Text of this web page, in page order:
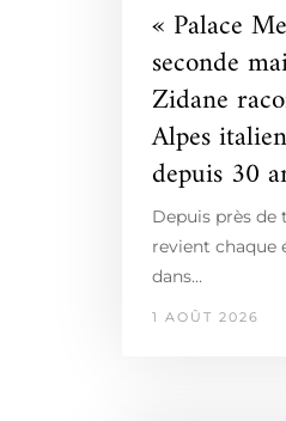
« Palace
seconde
Zidane
Alpes
depuis 30
Depuis près de
revient chaque
dans…
1 AOÛT 2026